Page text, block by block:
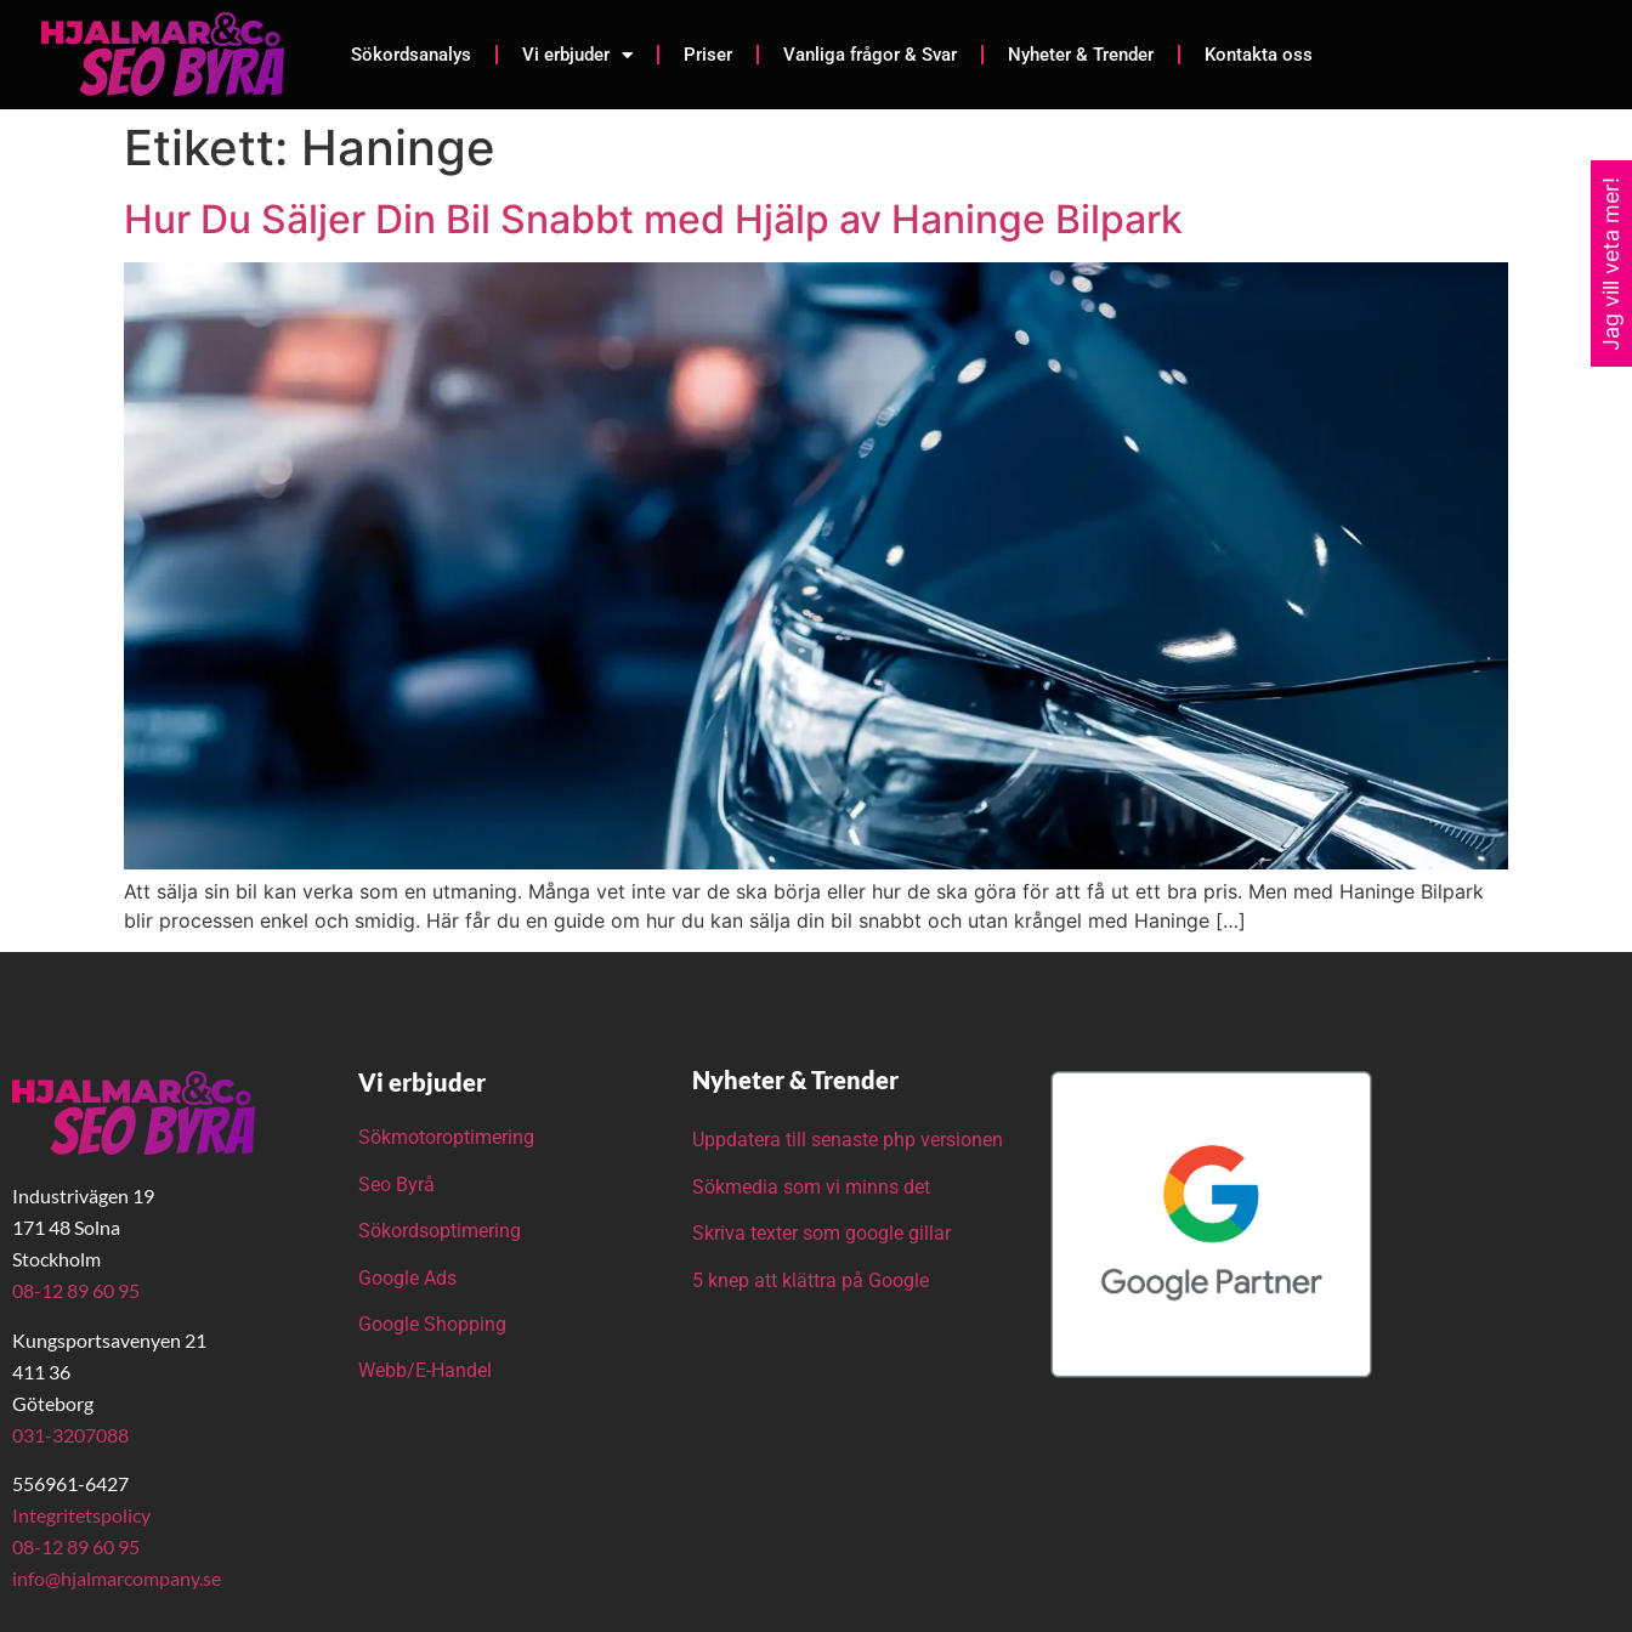
Sökordsanalys Vi erbjuder Priser Vanliga frågor & Svar Nyheter & Trender Kontakta oss
Etikett: Haninge
Hur Du Säljer Din Bil Snabbt med Hjälp av Haninge Bilpark
Att sälja sin bil kan verka som en utmaning. Många vet inte var de ska börja eller hur de ska göra för att få ut ett bra pris. Men med Haninge Bilpark
blir processen enkel och smidig. Här får du en guide om hur du kan sälja din bil snabbt och utan krångel med Haninge […]
Industrivägen 19
171 48 Solna
Stockholm
08-12 89 60 95
Kungsportsavenyen 21
411 36
Göteborg
031-3207088
556961-6427
Integritetspolicy
08-12 89 60 95
info@hjalmarcompany.se
Vi erbjuder
Sökmotoroptimering
Seo Byrå
Sökordsoptimering
Google Ads
Google Shopping
Webb/E-Handel
Nyheter & Trender
Uppdatera till senaste php versionen
Sökmedia som vi minns det
Skriva texter som google gillar
5 knep att klättra på Google
Jag vill veta mer!